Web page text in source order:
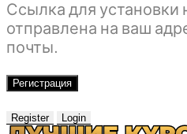
Ссылка для установки
отправлена ​​на ваш
почты.
Регистрация
Register Login